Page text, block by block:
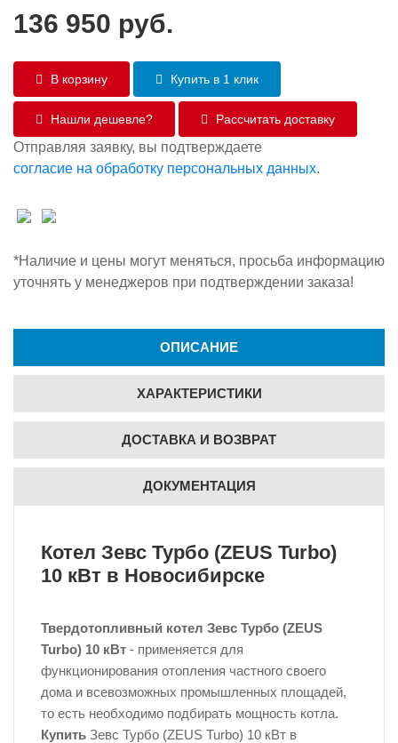
136 950 руб.
В корзину Купить в 1 клик
Нашли дешевле? Рассчитать доставку
Отправляя заявку, вы подтверждаете
согласие на обработку персональных данных.
*Наличие и цены могут меняться, просьба информацию
уточнять у менеджеров при подтверждении заказа!
ОПИСАНИЕ
ХАРАКТЕРИСТИКИ
ДОСТАВКА И ВОЗВРАТ
ДОКУМЕНТАЦИЯ
Котел Зевс Турбо (ZEUS Turbo)
10 кВт в Новосибирске
Твердотопливный котел Зевс Турбо (ZEUS
Turbo) 10 кВт - применяется для
функционирования отопления частного своего
дома и всевозможных промышленных площадей,
то есть необходимо подбирать мощность котла.
Купить Зевс Турбо (ZEUS Turbo) 10 кВт в